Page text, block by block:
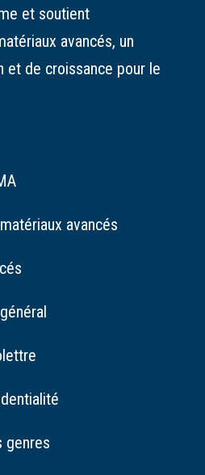
et soutient
avancés, un
et de croissance pour le
avancés
genres